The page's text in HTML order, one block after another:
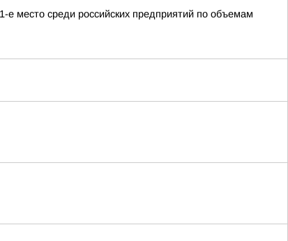
место среди российских предприятий по объемам